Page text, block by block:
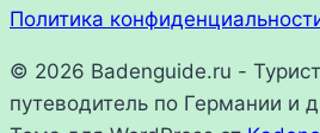
Политика
© 2026 Badenguide.ru -
путеводитель по Германии и